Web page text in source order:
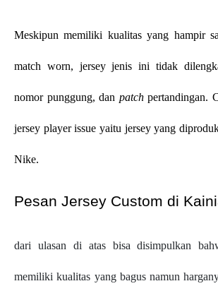
Meskipun memiliki kualitas yang hampir
match worn, jersey jenis ini tidak
nomor punggung, dan patch pertandingan.
jersey player issue yaitu jersey yang
Nike.
Pesan Jersey Custom di
dari ulasan di atas bisa disimpulkan
memiliki kualitas yang bagus namun